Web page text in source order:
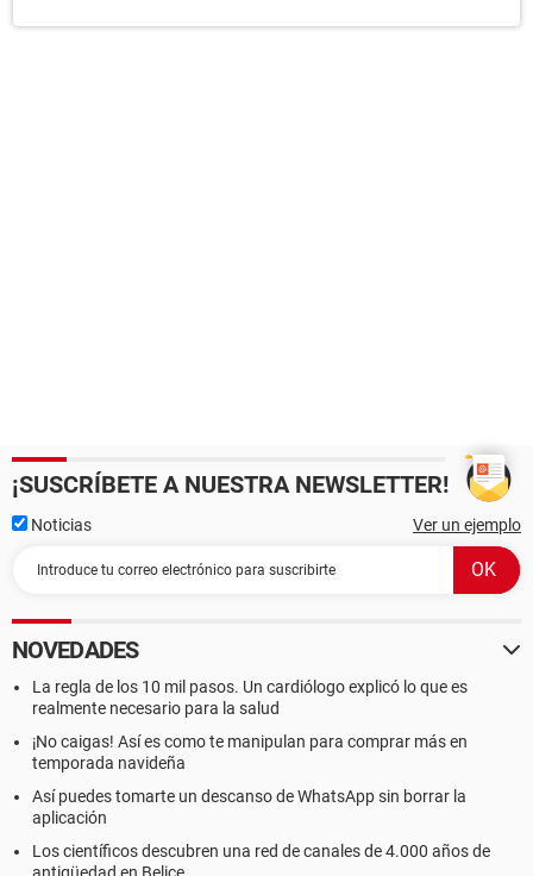
¡SUSCRÍBETE A NUESTRA NEWSLETTER!
Noticias Ver un ejemplo
NOVEDADES
La regla de los 10 mil pasos. Un cardiólogo explicó lo que es
realmente necesario para la salud
¡No caigas! Así es como te manipulan para comprar más en
temporada navideña
Así puedes tomarte un descanso de WhatsApp sin borrar la
aplicación
Los científicos descubren una red de canales de 4.000 años de